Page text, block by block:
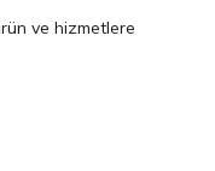
ve hizmetlere